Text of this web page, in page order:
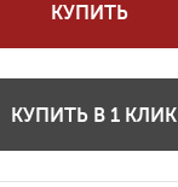
КУПИТЬ
КУПИТЬ В 1 КЛИК